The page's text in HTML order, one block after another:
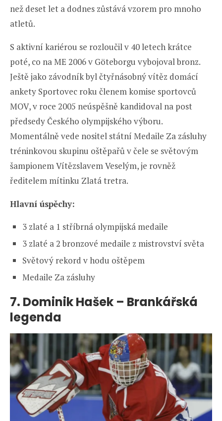
než deset let a dodnes zůstává vzorem pro mnoho
atletů.
S aktivní kariérou se rozloučil v 40 letech krátce
poté, co na ME 2006 v Göteborgu vybojoval bronz.
Ještě jako závodník byl čtyřnásobný vítěz domácí
ankety Sportovec roku členem komise sportovců
MOV, v roce 2005 neúspěšně kandidoval na post
předsedy Českého olympijského výboru.
Momentálně vede nositel státní Medaile Za zásluhy
tréninkovou skupinu oštěpařů v čele se světovým
šampionem Vítězslavem Veselým, je rovněž
ředitelem mítinku Zlatá tretra.
Hlavní úspěchy:
3 zlaté a 1 stříbrná olympijská medaile
3 zlaté a 2 bronzové medaile z mistrovství světa
Světový rekord v hodu oštěpem
Medaile Za zásluhy
7. Dominik Hašek – Brankářská
legenda